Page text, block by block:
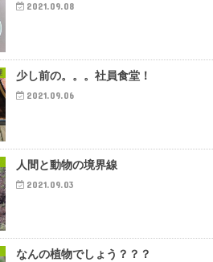
2021.09.08
少し前の。。。社員食堂！
2021.09.06
人間と動物の境界線
2021.09.03
なんの植物でしょう？？？